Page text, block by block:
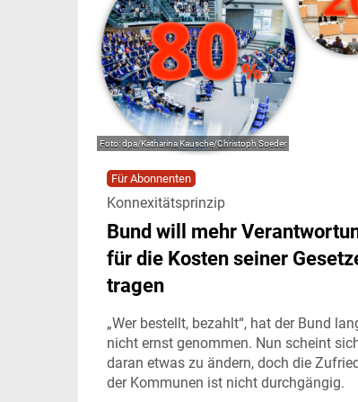
dpa/Katharina Kausche/Christoph Soeder
Für Abonnenten
Konnexitätsprinzip
Bund will mehr
für die Kosten seiner
tragen
„Wer bestellt, bezahlt“, hat der Bund
nicht ernst genommen. Nun scheint
daran etwas zu ändern, doch die
der Kommunen ist nicht durchgängig.